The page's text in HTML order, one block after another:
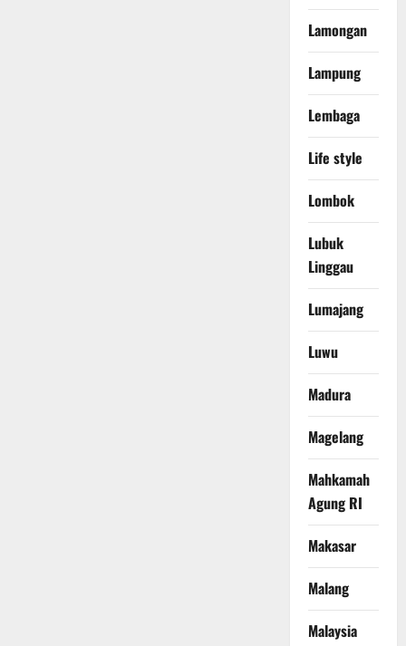
Lamongan
Lampung
Lembaga
Life style
Lombok
Lubuk
Linggau
Lumajang
Luwu
Madura
Magelang
Mahkamah
Agung RI
Makasar
Malang
Malaysia